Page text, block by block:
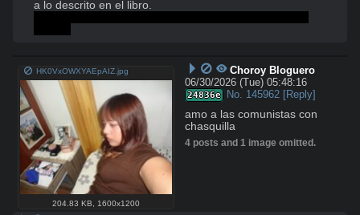
HK0VxOWXYAEpAIZ.jpg
204.83 KB 1600x1200
Choroy Bloguero
06/30/2026 (Tue) 05:48:16
24836e No. 145962 [Reply]
amo a las comunistas con
chasquilla
4 posts and 1 image omitted.